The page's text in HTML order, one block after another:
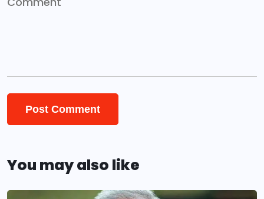
You may also like